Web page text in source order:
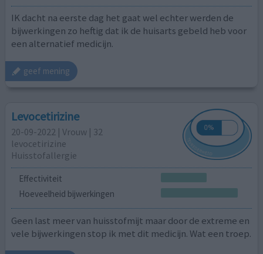
IK dacht na eerste dag het gaat wel echter werden de
bijwerkingen zo heftig dat ik de huisarts gebeld heb voor
een alternatief medicijn.
geef mening
Levocetirizine
20-09-2022 | Vrouw | 32
levocetirizine
Huisstofallergie
Effectiviteit
Hoeveelheid bijwerkingen
Geen last meer van huisstofmijt maar door de extreme en
vele bijwerkingen stop ik met dit medicijn. Wat een troep.